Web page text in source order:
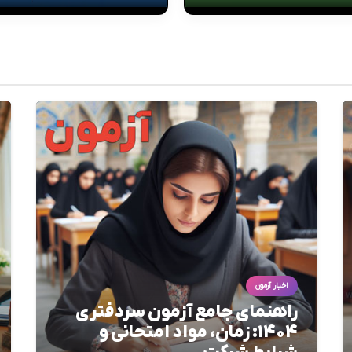
اخبار آزمون
راهنمای جامع آزمون سردفتری
1404: زمان، مواد امتحانی و